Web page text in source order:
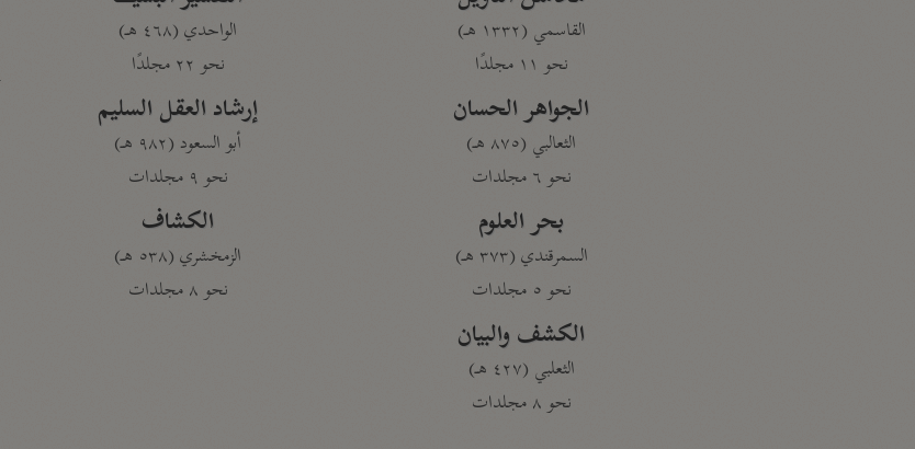
القاسمي (١٣٣٢ هـ)
نحو ١١ مجلدًا
الجواهر الحسان
الثعالبي (٨٧٥ هـ)
نحو ٦ مجلدات
بحر العلوم
السمرقندي (٣٧٣ هـ)
نحو ٥ مجلدات
الكشف والبيان
الثعلبي (٤٢٧ هـ)
نحو ٨ مجلدات
الواحدي (٤٦٨ هـ)
نحو ٢٢ مجلدًا
إرشاد العقل السليم
أبو السعود (٩٨٢ هـ)
نحو ٩ مجلدات
الكشاف
الزمخشري (٥٣٨ هـ)
نحو ٨ مجلدات